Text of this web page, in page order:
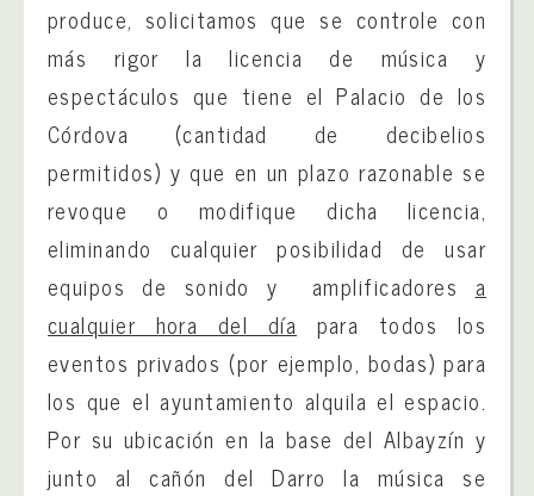
produce, solicitamos que se controle con
más rigor la licencia de música y
espectáculos que tiene el Palacio de los
Córdova (cantidad de decibelios
permitidos) y que en un plazo razonable se
revoque o modifique dicha licencia,
eliminando cualquier posibilidad de usar
equipos de sonido y amplificadores a
cualquier hora del día para todos los
eventos privados (por ejemplo, bodas) para
los que el ayuntamiento alquila el espacio.
Por su ubicación en la base del Albayzín y
junto al cañón del Darro la música se